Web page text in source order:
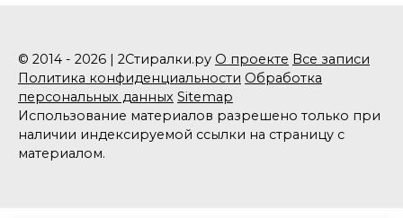
© 2014 - 2026 | 2Стиралки.ру О проекте Все записи
Политика конфиденциальности Обработка
персональных данных Sitemap
Использование материалов разрешено только при
наличии индексируемой ссылки на страницу с
материалом.